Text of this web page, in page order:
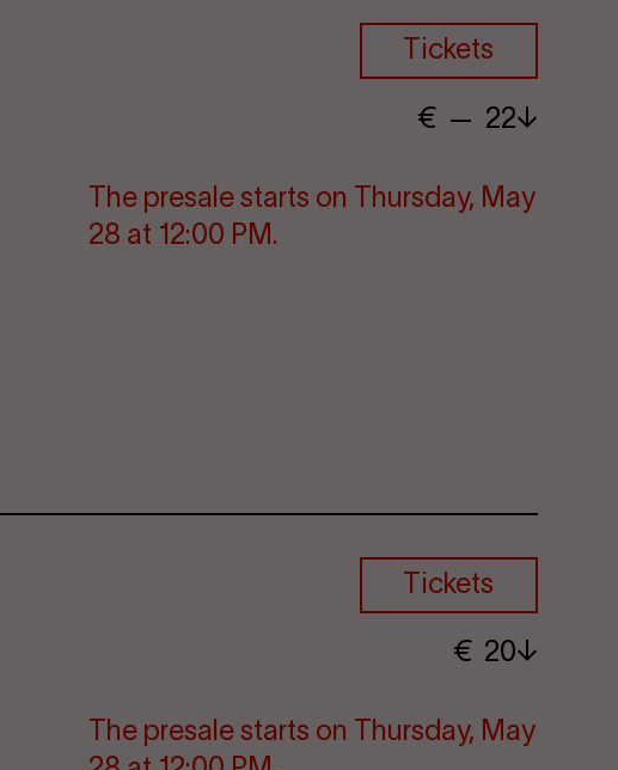
Tickets
€ ​ — 22
The pre­s­ale starts on Thursday, May
28 at 12:00 PM.
Tickets
€ ​ 20
The pre­s­ale starts on Thursday, May